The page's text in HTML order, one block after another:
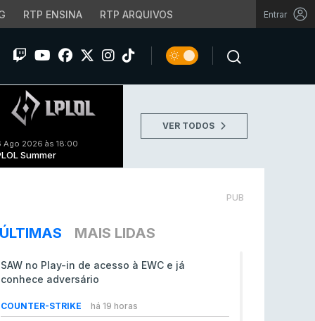
RTP ENSINA RTP ARQUIVOS Entrar
Ago 2026 às 18:00
Summer
VER TODOS
PUB
ÚLTIMAS MAIS LIDAS
SAW no Play-in de acesso à EWC e já
conhece adversário
COUNTER-STRIKE há 19 horas